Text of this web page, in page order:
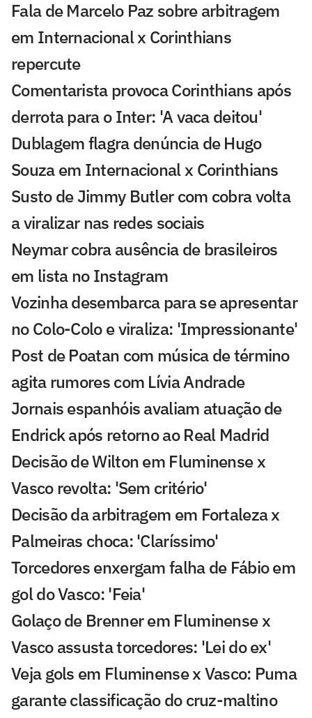
Fala de Marcelo Paz sobre arbitragem
em Internacional x Corinthians
repercute
Comentarista provoca Corinthians após
derrota para o Inter: 'A vaca deitou'
Dublagem flagra denúncia de Hugo
Souza em Internacional x Corinthians
Susto de Jimmy Butler com cobra volta
a viralizar nas redes sociais
Neymar cobra ausência de brasileiros
em lista no Instagram
Vozinha desembarca para se apresentar
no Colo-Colo e viraliza: 'Impressionante'
Post de Poatan com música de término
agita rumores com Lívia Andrade
Jornais espanhóis avaliam atuação de
Endrick após retorno ao Real Madrid
Decisão de Wilton em Fluminense x
Vasco revolta: 'Sem critério'
Decisão da arbitragem em Fortaleza x
Palmeiras choca: 'Claríssimo'
Torcedores enxergam falha de Fábio em
gol do Vasco: 'Feia'
Golaço de Brenner em Fluminense x
Vasco assusta torcedores: 'Lei do ex'
Veja gols em Fluminense x Vasco: Puma
garante classificação do cruz-maltino